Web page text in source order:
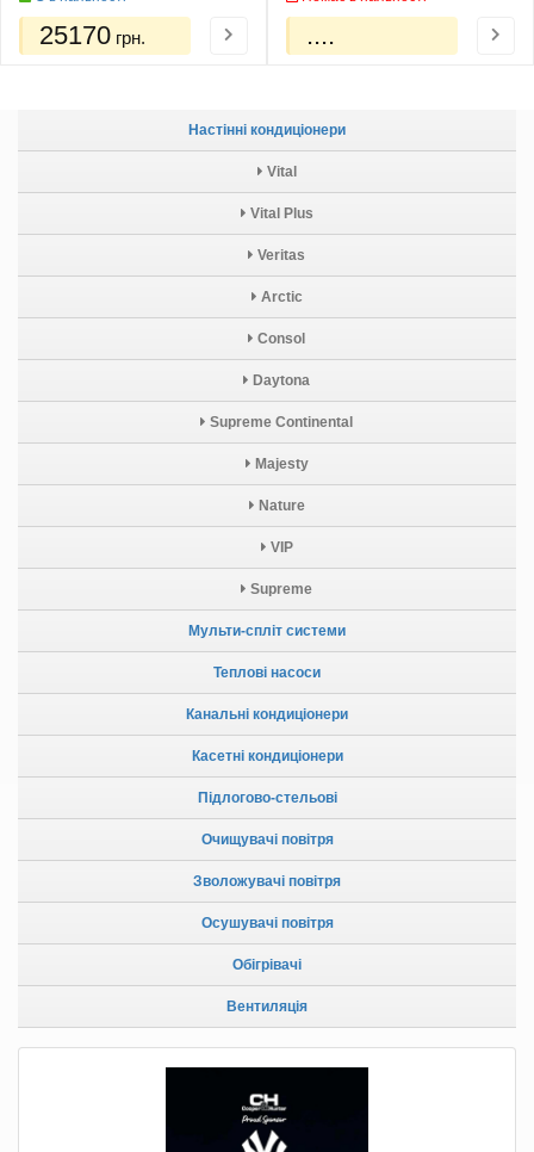
Настінні кондиціонери
Vital
Vital Plus
Veritas
Arctic
Consol
Daytona
Supreme Continental
Majesty
Nature
VIP
Supreme
Мульти-спліт системи
Теплові насоси
Канальні кондиціонери
Касетні кондиціонери
Підлогово-стельові
Очищувачі повітря
Зволожувачі повітря
Осушувачі повітря
Обігрівачі
Вентиляція
25170 грн. ....